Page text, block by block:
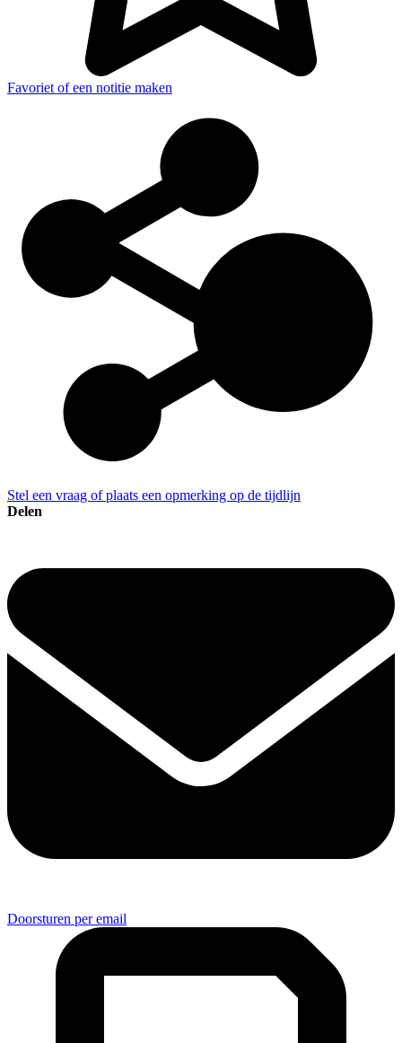
Favoriet of een notitie maken
Stel een vraag of plaats een opmerking op de tijdlijn
Delen
Doorsturen per email